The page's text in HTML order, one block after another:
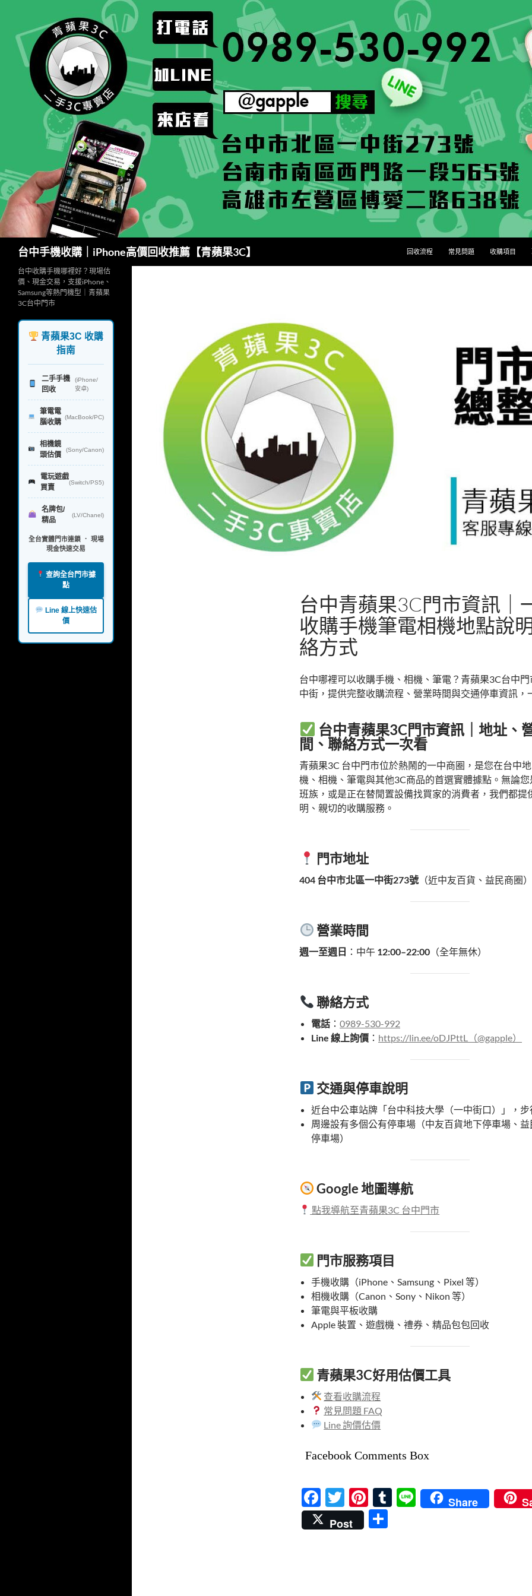
台中手機收購｜iPhone高價回收推薦【青蘋果3C】 回收流程 常見問題 收購項目
台中青蘋果3C門市資訊｜
收購手機筆電相機地點說
絡方式
台中哪裡可以收購手機、相機、筆電？青蘋果3C台中
中街，提供完整收購流程、營業時間與交通停車資訊，
台中青蘋果3C門市資訊｜地址、
間、聯絡方式一次看
青蘋果3C 台中門市位於熱鬧的一中商圈，是您在台中
機、相機、筆電與其他3C商品的首選實體據點。無論
班族，或是正在替閒置設備找買家的消費者，我們都提
明、親切的收購服務。
門市地址
404 台中市北區一中街273號 （近中友百貨、益民商圈）
營業時間
週一至週日 ：中午 12:00–22:00 （全年無休）
聯絡方式
電話 ： 0989-530-992
Line 線上詢價 ： https://lin.ee/oDJPttL（@gapple）
交通與停車說明
近台中公車站牌「台中科技大學（一中街口）」，步
周邊設有多個公有停車場（中友百貨地下停車場、
停車場）
Google 地圖導航
點我導航至青蘋果3C 台中門市
門市服務項目
手機收購（iPhone、Samsung、Pixel 等）
相機收購（Canon、Sony、Nikon 等）
筆電與平板收購
Apple 裝置、遊戲機、禮券、精品包包回收
青蘋果3C好用估價工具
查看收購流程
常見問題 FAQ
Line 詢價估價
Facebook Comments Box
F
ac
e
T
w
itt
Pi
nt
er
T
Li
n
Share
Post
台中收購手機哪裡好？現場估
價、現金交易，支援iPhone、
Samsung等熱門機型｜青蘋果
3C台中門市
青蘋果3C 收購
指南
二手手機
回收
(iPhone/
安卓)
筆電電
腦收購
(MacBook/PC)
相機鏡
頭估價
(Sony/Canon)
電玩遊戲
買賣
(Switch/PS5)
名牌包/
精品
(LV/Chanel)
全台實體門市連鎖 ． 現場
現金快速交易
查詢全台門市據
點
Line 線上快速估
價